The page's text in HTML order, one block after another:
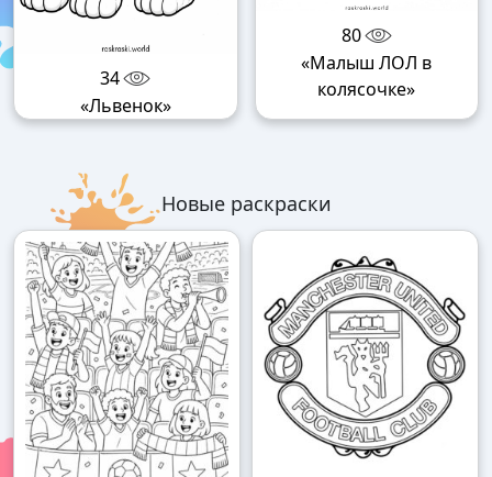
34
«Львенок»
80
«Малыш ЛОЛ в
колясочке»
Новые раскраски